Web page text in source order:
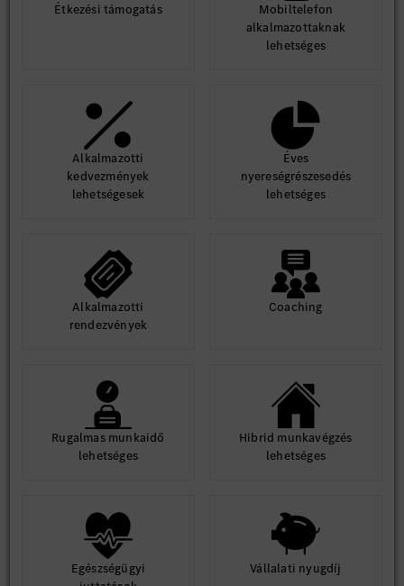
Étkezési támogatás
Mobiltelefon
alkalmazottaknak
lehetséges
Alkalmazotti
kedvezmények
lehetségesek
Éves
nyereségrészesedés
lehetséges
Alkalmazotti
rendezvények
Coaching
Rugalmas munkaidő
lehetséges
Hibrid munkavégzés
lehetséges
Egészségügyi
Vállalati nyugdíj